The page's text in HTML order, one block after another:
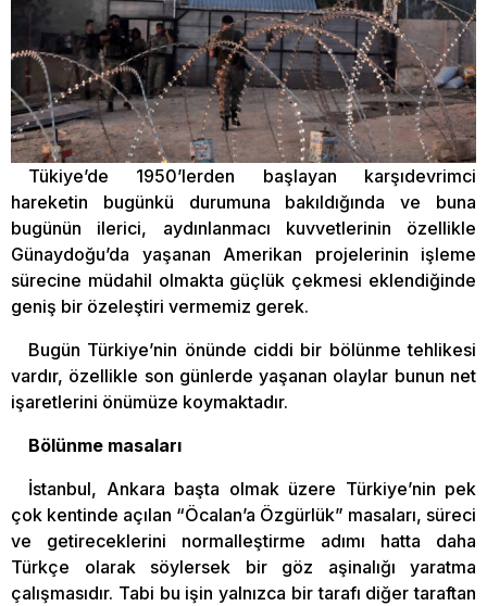
Tükiye’de 1950’lerden başlayan karşıdevrimci
hareketin bugünkü durumuna bakıldığında ve buna
bugünün ilerici, aydınlanmacı kuvvetlerinin özellikle
Günaydoğu’da yaşanan Amerikan projelerinin işleme
sürecine müdahil olmakta güçlük çekmesi eklendiğinde
geniş bir özeleştiri vermemiz gerek.
Bugün Türkiye’nin önünde ciddi bir bölünme tehlikesi
vardır, özellikle son günlerde yaşanan olaylar bunun net
işaretlerini önümüze koymaktadır.
Bölünme masaları
İstanbul, Ankara başta olmak üzere Türkiye’nin pek
çok kentinde açılan “Öcalan’a Özgürlük” masaları, süreci
ve getireceklerini normalleştirme adımı hatta daha
Türkçe olarak söylersek bir göz aşinalığı yaratma
çalışmasıdır. Tabi bu işin yalnızca bir tarafı diğer taraftan